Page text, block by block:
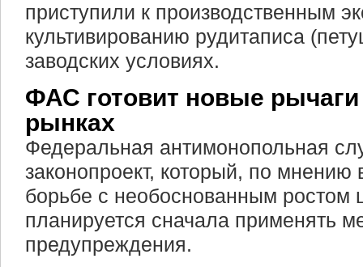
приступили к производственным
культивированию рудитаписа
заводских условиях.
ФАС готовит новые рычаги
рынках
Федеральная антимонопольная
законопроект, который, по мнению
борьбе с необоснованным ростом
планируется сначала применять
предупреждения.